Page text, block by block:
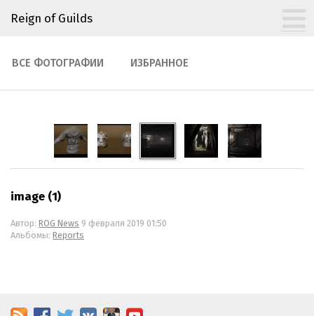
Reign of Guilds
ВСЕ ФОТОГРАФИИ ИЗБРАННОЕ
image (1)
Автор: ROG News 9 февраля 2019 01:50
Альбомы: Reports